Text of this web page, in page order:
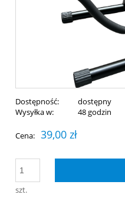
Dostępność:
dostępny
Wysyłka w:
48 godzin
Cena: 39,00 zł
szt.